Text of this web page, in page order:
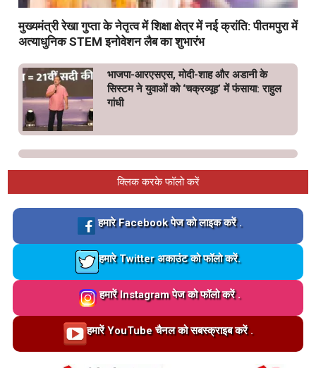
मुख्यमंत्री रेखा गुप्ता के नेतृत्व में शिक्षा क्षेत्र में नई क्रांति: पीतमपुरा में
अत्याधुनिक STEM इनोवेशन लैब का शुभारंभ
भाजपा-आरएसएस, मोदी-शाह और अडानी के
सिस्टम ने युवाओं को ‘चक्रव्यूह’ में फंसाया: राहुल
गांधी
क्लिक करके फॉलो करें
Loading…
हमारे Facebook पेज को लाइक करें .
Loading…
हमारे Twitter अकाउंट को फॉलो करें.
Loading…
हमारें Instagram पेज को फॉलो करें .
Loading…
हमारें YouTube चैनल को सबस्क्राइब करें .